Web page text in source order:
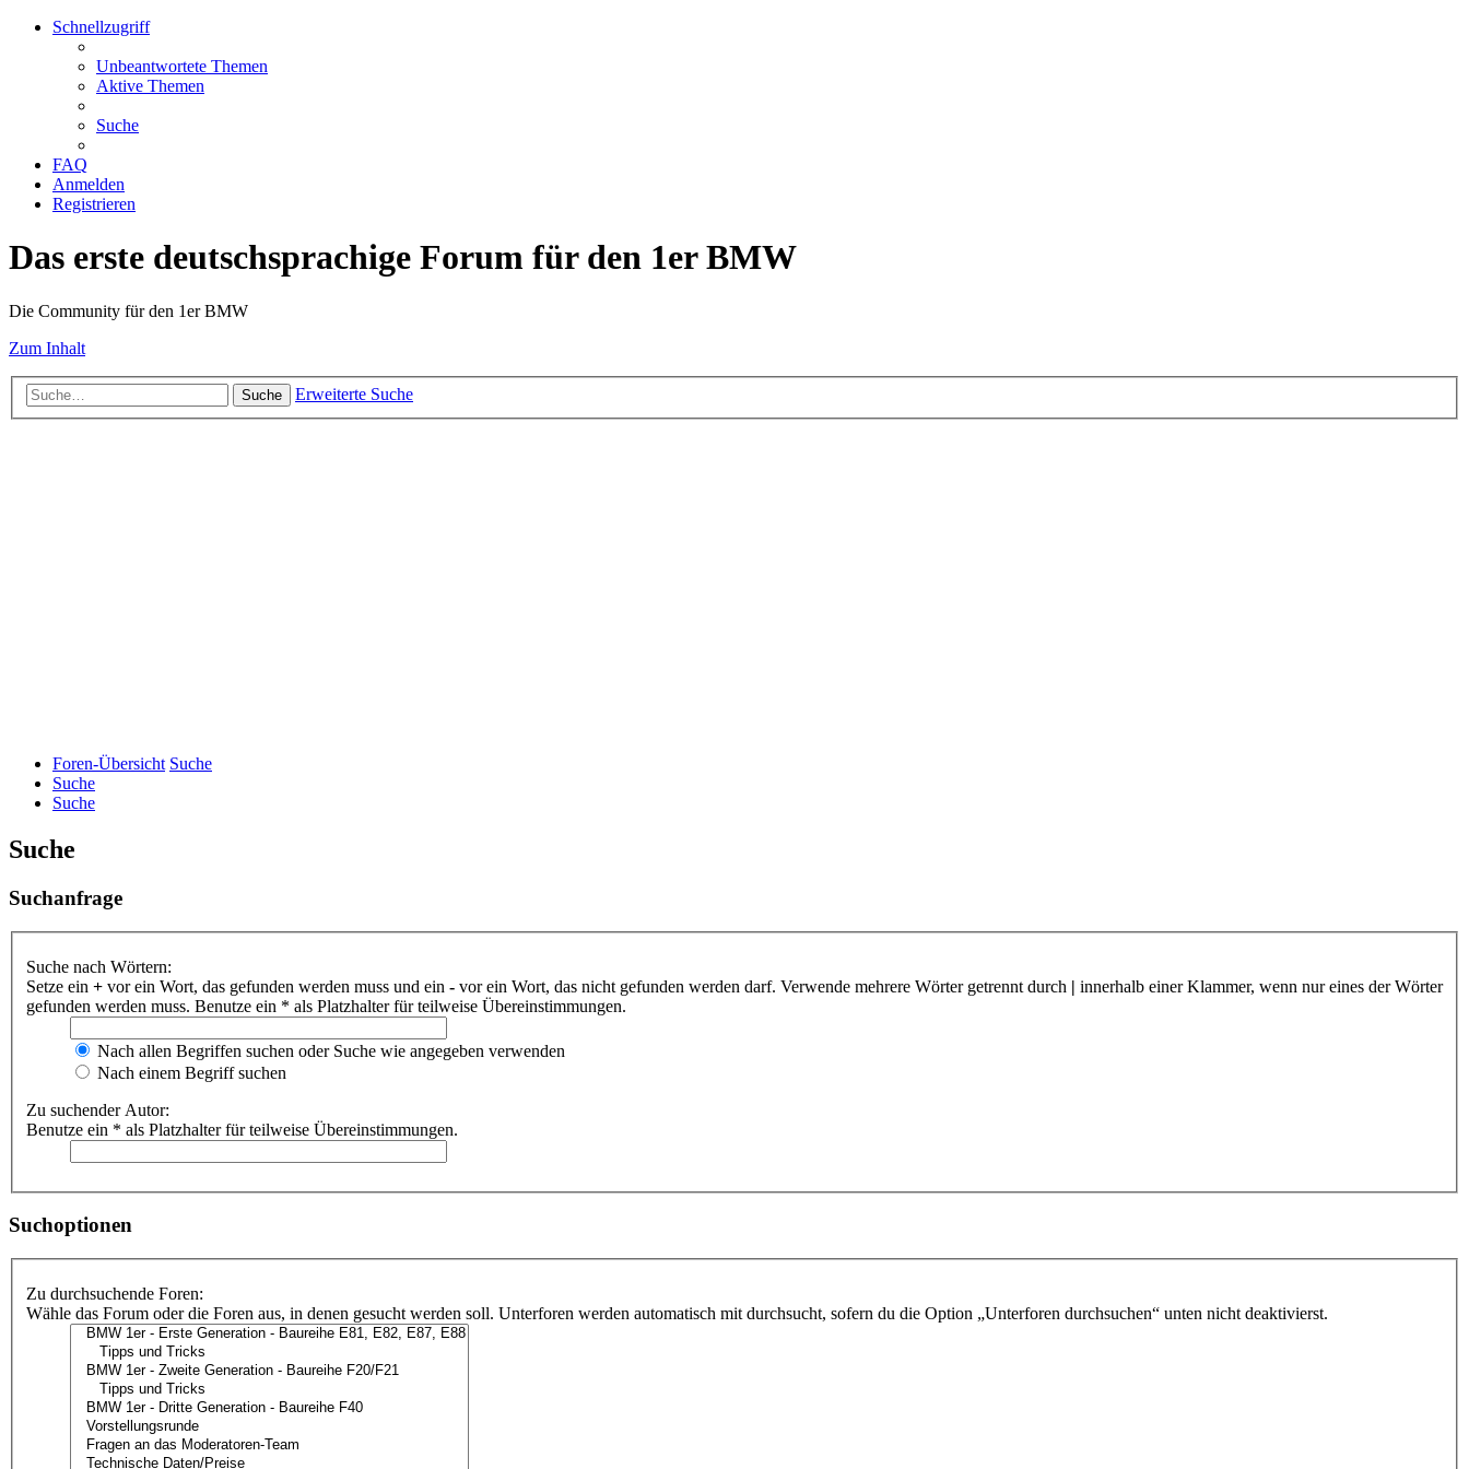
Schnellzugriff
Unbeantwortete Themen
Aktive Themen
Suche
FAQ
Anmelden
Registrieren
Das erste deutschsprachige Forum für den 1er BMW
Die Community für den 1er BMW
Zum Inhalt
Suche Erweiterte Suche
Foren-Übersicht Suche
Suche
Suche
Suche
Suchanfrage
Suche nach Wörtern:
Setze ein + vor ein Wort, das gefunden werden muss und ein - vor ein Wort, das nicht gefunden werden darf. Verwende mehrere Wörter getrennt durch | innerhalb einer Klammer, wenn nur eines der Wörter
gefunden werden muss. Benutze ein * als Platzhalter für teilweise Übereinstimmungen.
Nach allen Begriffen suchen oder Suche wie angegeben verwenden
Nach einem Begriff suchen
Zu suchender Autor:
Benutze ein * als Platzhalter für teilweise Übereinstimmungen.
Suchoptionen
Zu durchsuchende Foren:
Wähle das Forum oder die Foren aus, in denen gesucht werden soll. Unterforen werden automatisch mit durchsucht, sofern du die Option „Unterforen durchsuchen“ unten nicht deaktivierst.